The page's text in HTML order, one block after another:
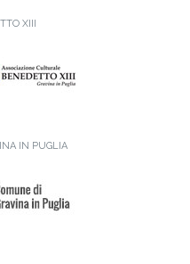
XIII
IN PUGLIA